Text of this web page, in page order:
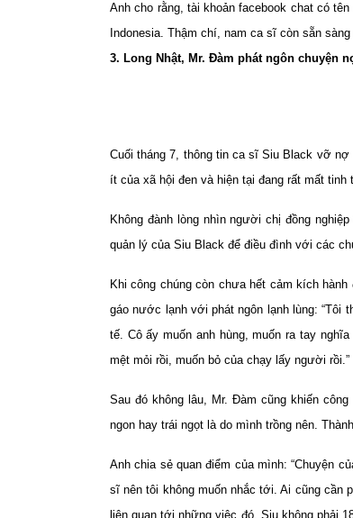
Anh cho rằng, tài khoản facebook chat có
Indonesia. Thậm chí, nam ca sĩ còn sẵn
3. Long Nhật, Mr. Đàm phát ngôn chuyện
Cuối tháng 7, thông tin ca sĩ Siu Black vỡ nợ
ít của xã hội đen và hiện tại đang rất mất tinh
Không đành lòng nhìn người chị đồng
quản lý của Siu Black để điều đình với các
Khi công chúng còn chưa hết cảm kích
gáo nước lạnh với phát ngôn lạnh lùng: “Tôi
tế. Cô ấy muốn anh hùng, muốn ra tay
mệt mỏi rồi, muốn bỏ của chạy lấy người rồi.”
Sau đó không lâu, Mr. Đàm cũng khiến
ngon hay trái ngọt là do mình trồng nên.
Anh chia sẻ quan điểm của mình: “Chuyện
sĩ nên tôi không muốn nhắc tới. Ai cũng cần
liên quan tới những việc đó. Siu không phải